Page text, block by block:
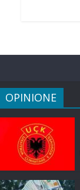
OPINIONE